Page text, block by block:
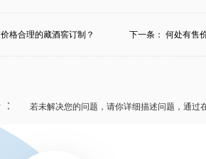
格合理的藏酒窖订制？ 下一条： 何处有售
若未解决您的问题，请你详细描述问题，通过